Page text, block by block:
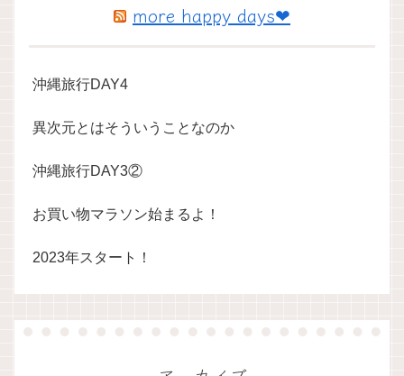
more happy days❤
沖縄旅行DAY4
異次元とはそういうことなのか
沖縄旅行DAY3②
お買い物マラソン始まるよ！
2023年スタート！